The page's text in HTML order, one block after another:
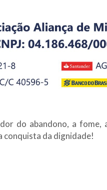
do abandono, a
conquista da dignidade!